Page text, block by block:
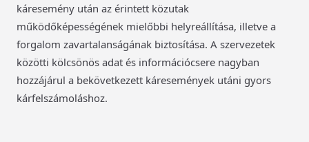
káresemény után az érintett közutak
működőképességének mielőbbi helyreállítása, illetve a
forgalom zavartalanságának biztosítása. A szervezetek
közötti kölcsönös adat és információcsere nagyban
hozzájárul a bekövetkezett káresemények utáni gyors
kárfelszámoláshoz.